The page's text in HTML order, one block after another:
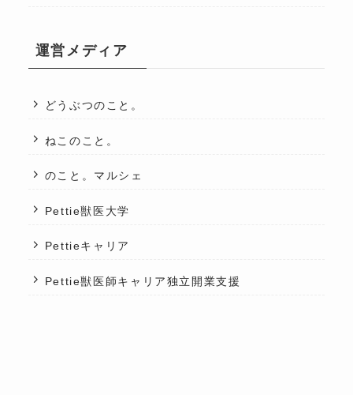
運営メディア
どうぶつのこと。
ねこのこと。
のこと。マルシェ
Pettie獣医大学
Pettieキャリア
Pettie獣医師キャリア独立開業支援